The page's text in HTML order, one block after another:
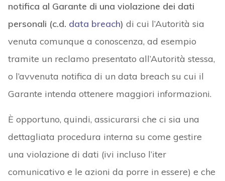
notifica al Garante di una violazione dei dati
personali (c.d. data breach) di cui l’Autorità sia
venuta comunque a conoscenza, ad esempio
tramite un reclamo presentato all’Autorità stessa,
o l’avvenuta notifica di un data breach su cui il
Garante intenda ottenere maggiori informazioni.
È opportuno, quindi, assicurarsi che ci sia una
dettagliata procedura interna su come gestire
una violazione di dati (ivi incluso l’iter
comunicativo e le azioni da porre in essere) e che